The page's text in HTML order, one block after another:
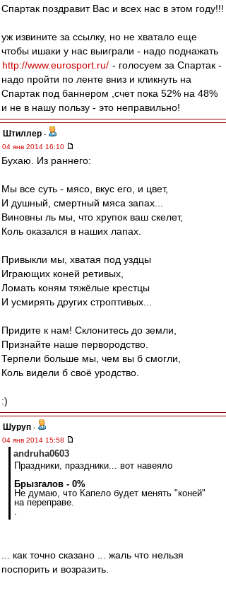
Спартак поздравит Вас и всех нас в этом году!!!
уж извините за ссылку, но не хватало еще
чтобы ишаки у нас выиграли - надо поднажать
http://www.eurosport.ru/ - голосуем за Спартак -
надо пройти по ленте вниз и кликнуть на
Спартак под баннером ,счет пока 52% на 48%
и не в нашу пользу - это неправильно!
Штиллер -
04 янв 2014 16:10
Бухаю. Из раннего:
Мы все суть - мясо, вкус его, и цвет,
И душный, смертный мяса запах...
Виновны ль мы, что хрупок ваш скелет,
Коль оказался в наших лапах.
Привыкли мы, хватая под уздцы
Играющих коней ретивых,
Ломать коням тяжёлые крестцы
И усмирять других строптивых...
Придите к нам! Склонитесь до земли,
Признайте наше первородство.
Терпели больше мы, чем вы б смогли,
Коль видели б своё уродство.
:)
Шуруп -
04 янв 2014 15:58
andruha0603
Праздники, праздники... вот навеяло
Брызгалов - 0%
Не думаю, что Капело будет менять "коней"
на переправе.
.
... как точно сказано ... жаль что нельзя
поспорить и возразить.